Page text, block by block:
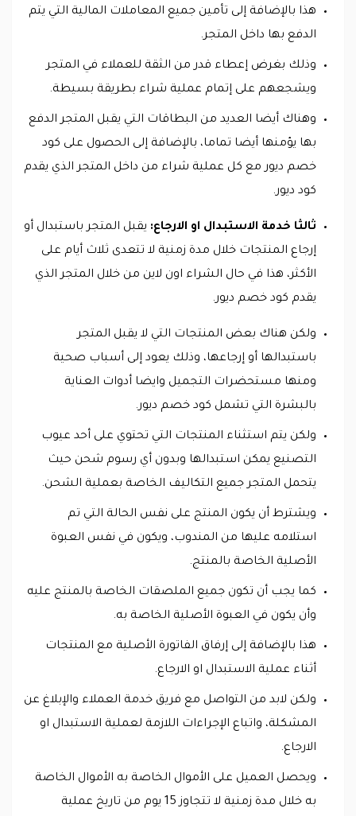
هذا بالإضافة إلى تأمين جميع المعاملات المالية التي يتم
الدفع بها داخل المتجر.
وذلك بغرض إعطاء قدر من الثقة للعملاء في المتجر
ويشجعهم على إتمام عملية شراء بطريقة بسيطة.
وهناك أيضا العديد من البطاقات التي يقبل المتجر الدفع
بها يؤمنها أيضا تماما، بالإضافة إلى الحصول على كود
خصم ديور مع كل عملية شراء من داخل المتجر الذي يقدم
كود ديور.
ثالثا خدمة الاستبدال او الارجاع: يقبل المتجر باستبدال أو
إرجاع المنتجات خلال مدة زمنية لا تتعدى ثلاث أيام على
الأكثر، هذا في حال الشراء اون لاين من خلال المتجر الذي
يقدم كود خصم ديور.
ولكن هناك بعض المنتجات التي لا يقبل المتجر
باستبدالها أو إرجاعها، وذلك يعود إلى أسباب صحية
ومنها مستحضرات التجميل وايضا أدوات العناية
بالبشرة التي تشمل كود خصم ديور.
ولكن يتم استثناء المنتجات التي تحتوي على أحد عيوب
التصنيع يمكن استبدالها وبدون أي رسوم شحن حيث
يتحمل المتجر جميع التكاليف الخاصة بعملية الشحن.
ويشترط أن يكون المنتج على نفس الحالة التي تم
استلامه عليها من المندوب، ويكون في نفس العبوة
الأصلية الخاصة بالمنتج.
كما يجب أن تكون جميع الملصقات الخاصة بالمنتج عليه
وأن يكون في العبوة الأصلية الخاصة به.
هذا بالإضافة إلى إرفاق الفاتورة الأصلية مع المنتجات
أثناء عملية الاستبدال او الارجاع.
ولكن لابد من التواصل مع فريق خدمة العملاء والإبلاغ عن
المشكلة، واتباع الإجراءات اللازمة لعملية الاستبدال او
الارجاع.
ويحصل العميل على الأموال الخاصة به الأموال الخاصة
به خلال مدة زمنية لا تتجاوز 15 يوم من تاريخ عملية